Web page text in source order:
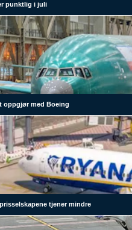
punktlig i juli
oppgjør med Boeing
tjener mindre